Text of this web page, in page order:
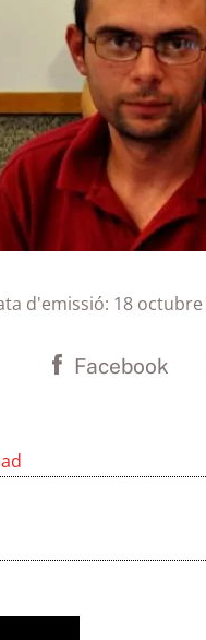
d'emissió: 18 octubre
Facebook